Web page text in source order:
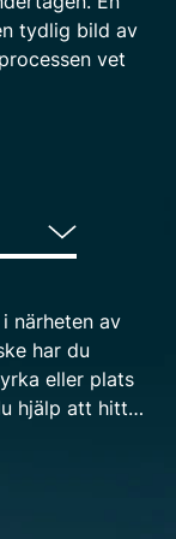
tydlig bild av
vet
närheten av
har du
eller plats
hjälp att hitta
Fenix